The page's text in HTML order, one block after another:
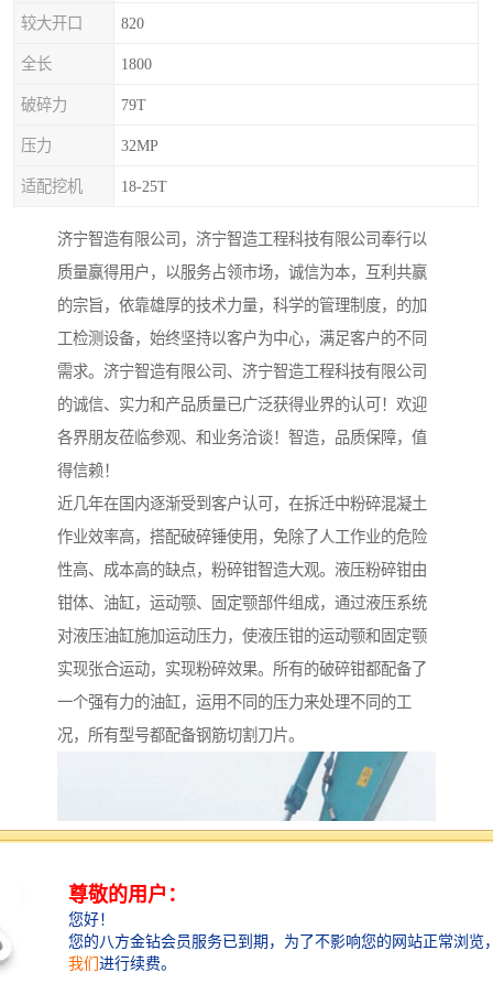
较大开口 820
全长 1800
破碎力 79T
压力 32MP
适配挖机 18-25T
济宁智造有限公司，济宁智造工程科技有限公司奉行以
质量赢得用户，以服务占领市场，诚信为本，互利共赢
的宗旨，依靠雄厚的技术力量，科学的管理制度，的加
工检测设备，始终坚持以客户为中心，满足客户的不同
需求。济宁智造有限公司、济宁智造工程科技有限公司
的诚信、实力和产品质量已广泛获得业界的认可！欢迎
各界朋友莅临参观、和业务洽谈！智造，品质保障，值
得信赖！
近几年在国内逐渐受到客户认可，在拆迁中粉碎混凝土
作业效率高，搭配破碎锤使用，免除了人工作业的危险
性高、成本高的缺点，粉碎钳智造大观。液压粉碎钳由
钳体、油缸，运动颚、固定颚部件组成，通过液压系统
对液压油缸施加运动压力，使液压钳的运动颚和固定颚
实现张合运动，实现粉碎效果。所有的破碎钳都配备了
一个强有力的油缸，运用不同的压力来处理不同的工
况，所有型号都配备钢筋切割刀片。